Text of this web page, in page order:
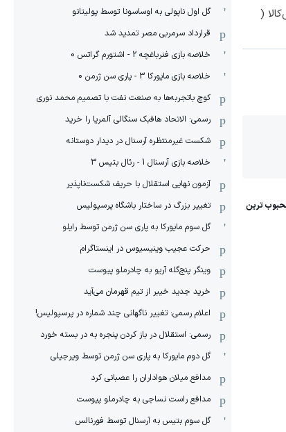
(
گل اول ناپولی به اوساسونا توسط پولیتانو
قرارداد سرمربی مصر تمدید شد
خلاصه بازی فنرباغچه 2 - اشتورم گراتس 0
خلاصه بازی مایورکا 3 - پاری سن ژرمن 0
کوچ باتجربه‌ها به صنعت نفت با تصمیم محمد نوری
رسمی: الاتحاد هافبک سنگالی آلمریا را خرید
شکست غیرمنتظره آرسنال در دیدار دوستانه
خلاصه بازی آرسنال 1 - رئال بتیس 3
آزمون نهایی استقلال با حریف شکست‌ناپذیر
تغییر بزرگ در ساختار باشگاه پرسپولیس
گل سوم مایورکا به پاری سن ژرمن توسط رایلو
حرکت عجیب وینیسیوس در اینستاگرام
وینگر پنج‌گله آریو به چادرملو پیوست
خرید جدید خیبر از تیم قهرمان می‌آید
اعلام رسمی: تغییر ناگهانی چند شماره در پرسپولیس!
رسمی: استقلال در باز کردن پنجره به در بسته خورد
گل دوم مایورکا به پاری سن ژرمن توسط ویرجیلی
مدافع میلان هواداران را عصبانی کرد
مدافع راست نساجی به چادرملو پیوست
گل سوم بتیس به آرسنال توسط فورنالس